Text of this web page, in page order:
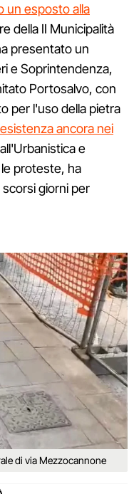
un esposto alla
della II Municipalità
presentato un
e Soprintendenza,
Portosalvo, con
per l'uso della pietra
ancora nei
e
proteste, ha
giorni per
di via Mezzocannone